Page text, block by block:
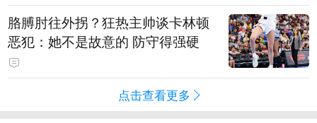
胳膊肘往外拐？狂热主帅谈卡林顿
恶犯：她不是故意的 防守得强硬
点击查看更多